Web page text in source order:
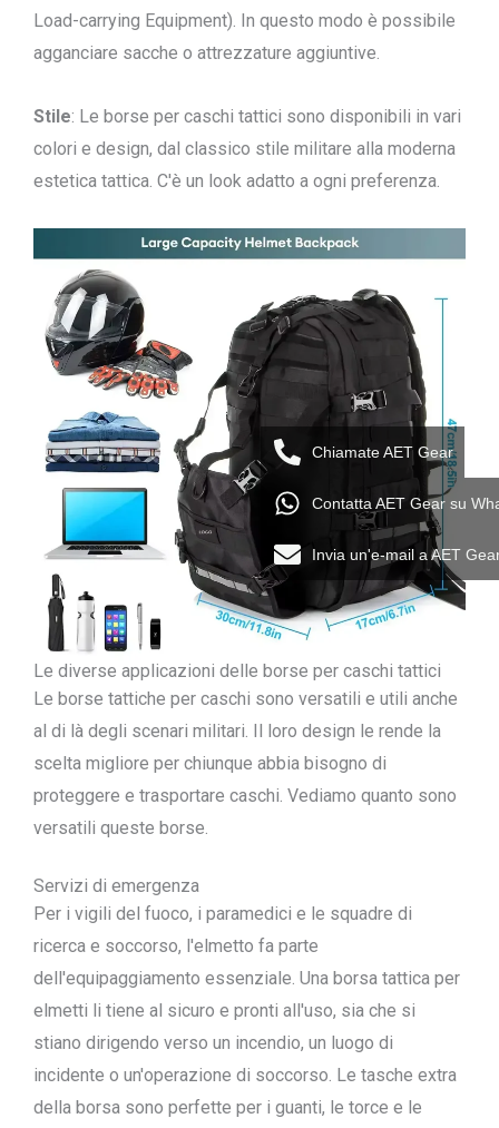
Load-carrying Equipment). In questo modo è possibile
agganciare sacche o attrezzature aggiuntive.
Stile: Le borse per caschi tattici sono disponibili in vari
colori e design, dal classico stile militare alla moderna
estetica tattica. C'è un look adatto a ogni preferenza.
Le diverse applicazioni delle borse per caschi tattici
Le borse tattiche per caschi sono versatili e utili anche
al di là degli scenari militari. Il loro design le rende la
scelta migliore per chiunque abbia bisogno di
proteggere e trasportare caschi. Vediamo quanto sono
versatili queste borse.
Servizi di emergenza
Per i vigili del fuoco, i paramedici e le squadre di
ricerca e soccorso, l'elmetto fa parte
dell'equipaggiamento essenziale. Una borsa tattica per
elmetti li tiene al sicuro e pronti all'uso, sia che si
stiano dirigendo verso un incendio, un luogo di
incidente o un'operazione di soccorso. Le tasche extra
della borsa sono perfette per i guanti, le torce e le
Chiamate AET Gear
Contatta AET Gear su
Invia un'e-mail a AET